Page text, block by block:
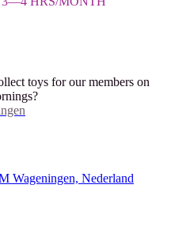
toys for our members on
Wageningen, Nederland